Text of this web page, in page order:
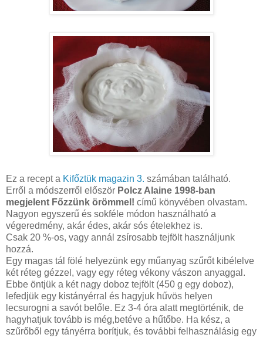
Ez a recept a Kifőztük magazin 3. számában található.
Erről a módszerről először Polcz Alaine 1998-ban
megjelent Főzzünk örömmel! című könyvében olvastam.
Nagyon egyszerű és sokféle módon használható a
végeredmény, akár édes, akár sós ételekhez is.
Csak 20 %-os, vagy annál zsírosabb tejfölt használjunk
hozzá.
Egy magas tál fölé helyezünk egy műanyag szűrőt kibélelve
két réteg gézzel, vagy egy réteg vékony vászon anyaggal.
Ebbe öntjük a két nagy doboz tejfölt (450 g egy doboz),
lefedjük egy kistányérral és hagyjuk hűvös helyen
lecsurogni a savót belőle. Ez 3-4 óra alatt megtörténik, de
hagyhatjuk tovább is még,betéve a hűtőbe. Ha kész, a
szűrőből egy tányérra borítjuk, és további felhasználásig egy